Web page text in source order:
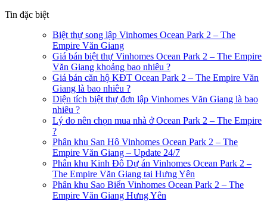
Tin đặc biệt
Biệt thự song lập Vinhomes Ocean Park 2 – The
Empire Văn Giang
Giá bán biệt thự Vinhomes Ocean Park 2 – The Empire
Văn Giang khoảng bao nhiêu ?
Giá bán căn hộ KĐT Ocean Park 2 – The Empire Văn
Giang là bao nhiêu ?
Diện tích biệt thự đơn lập Vinhomes Văn Giang là bao
nhiêu ?
Lý do nên chọn mua nhà ở Ocean Park 2 – The Empire
?
Phân khu San Hô Vinhomes Ocean Park 2 – The
Empire Văn Giang – Update 24/7
Phân khu Kinh Đô Dự án Vinhomes Ocean Park 2 –
The Empire Văn Giang tại Hưng Yên
Phân khu Sao Biển Vinhomes Ocean Park 2 – The
Empire Văn Giang Hưng Yên